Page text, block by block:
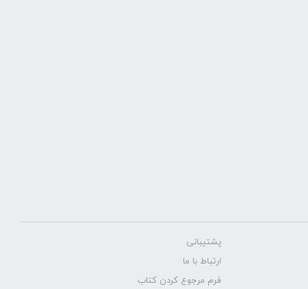
پشتیبانی
ارتباط با ما
فرم مرجوع کردن کتاب